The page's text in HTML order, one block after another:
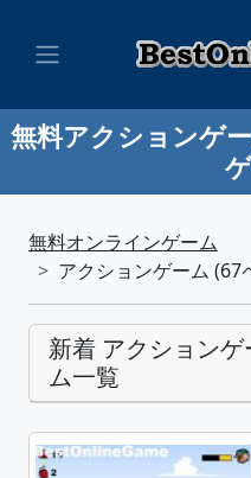
無料アクションゲ
無料オンラインゲーム
アクションゲーム (67
新着 アクションゲ
ム一覧